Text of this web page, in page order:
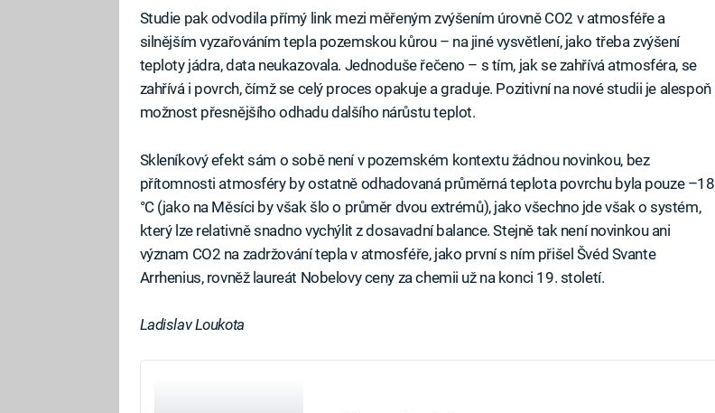
Studie pak odvodila přímý link mezi měřeným zvýšením úrovně CO2 v atmosféře a
silnějším vyzařováním tepla pozemskou kůrou – na jiné vysvětlení, jako třeba zvýšení
teploty jádra, data neukazovala. Jednoduše řečeno – s tím, jak se zahřívá atmosféra, se
zahřívá i povrch, čímž se celý proces opakuje a graduje. Pozitivní na nové studii je alespoň
možnost přesnějšího odhadu dalšího nárůstu teplot.
Skleníkový efekt sám o sobě není v pozemském kontextu žádnou novinkou, bez
přítomnosti atmosféry by ostatně odhadovaná průměrná teplota povrchu byla pouze –18
°C (jako na Měsíci by však šlo o průměr dvou extrémů), jako všechno jde však o systém,
který lze relativně snadno vychýlit z dosavadní balance. Stejně tak není novinkou ani
význam CO2 na zadržování tepla v atmosféře, jako první s ním přišel Švéd Svante
Arrhenius, rovněž laureát Nobelovy ceny za chemii už na konci 19. století.
Ladislav Loukota